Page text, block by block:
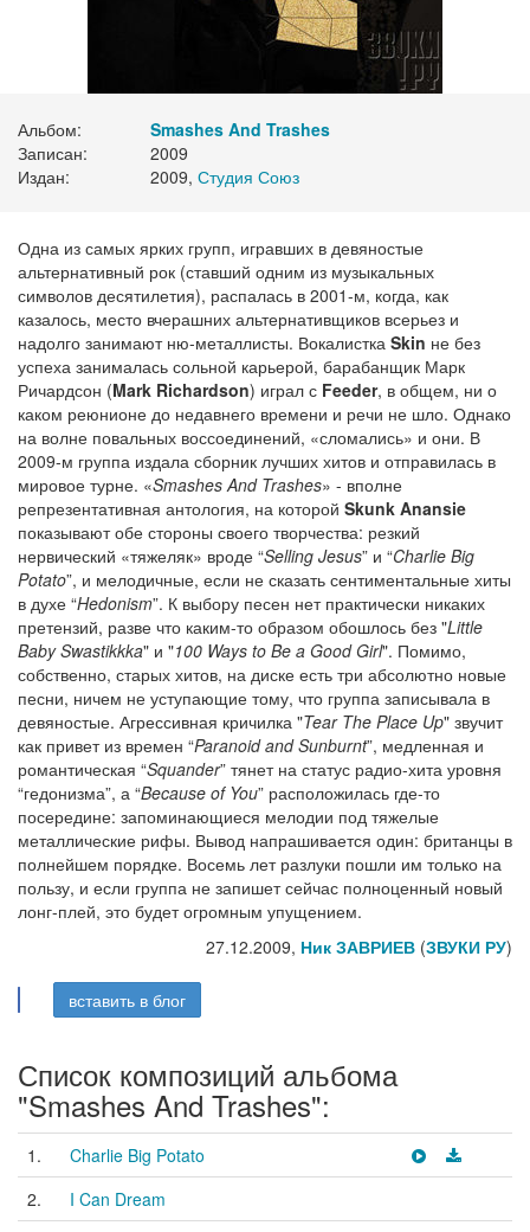
Альбом:
Smashes And Trashes
Записан:
2009
Издан:
2009, Студия Союз
Одна из самых ярких групп, игравших в девяностые
альтернативный рок (ставший одним из музыкальных
символов десятилетия), распалась в 2001-м, когда, как
казалось, место вчерашних альтернативщиков всерьез и
надолго занимают ню-металлисты. Вокалистка Skin не без
успеха занималась сольной карьерой, барабанщик Марк
Ричардсон (Mark Richardson) играл с Feeder, в общем, ни о
каком реюнионе до недавнего времени и речи не шло. Однако
на волне повальных воссоединений, «сломались» и они. В
2009-м группа издала сборник лучших хитов и отправилась в
мировое турне. «Smashes And Trashes» - вполне
репрезентативная антология, на которой Skunk Anansie
показывают обе стороны своего творчества: резкий
нервический «тяжеляк» вроде “Selling Jesus” и “Charlie Big
Potato”, и мелодичные, если не сказать сентиментальные хиты
в духе “Hedonism”. К выбору песен нет практически никаких
претензий, разве что каким-то образом обошлось без "Little
Baby Swastikkka" и "100 Ways to Be a Good Girl". Помимо,
собственно, старых хитов, на диске есть три абсолютно новые
песни, ничем не уступающие тому, что группа записывала в
девяностые. Агрессивная кричилка "Tear The Place Up" звучит
как привет из времен “Paranoid and Sunburnt”, медленная и
романтическая “Squander” тянет на статус радио-хита уровня
“гедонизма”, а “Because of You” расположилась где-то
посередине: запоминающиеся мелодии под тяжелые
металлические рифы. Вывод напрашивается один: британцы в
полнейшем порядке. Восемь лет разлуки пошли им только на
пользу, и если группа не запишет сейчас полноценный новый
лонг-плей, это будет огромным упущением.
27.12.2009, Ник ЗАВРИЕВ (ЗВУКИ РУ)
вставить в блог
Список композиций альбома
"Smashes And Trashes":
1.
Charlie Big Potato
2.
I Can Dream